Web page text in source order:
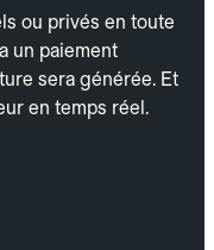
ou privés en toute
un paiement
sera générée. Et
en temps réel.